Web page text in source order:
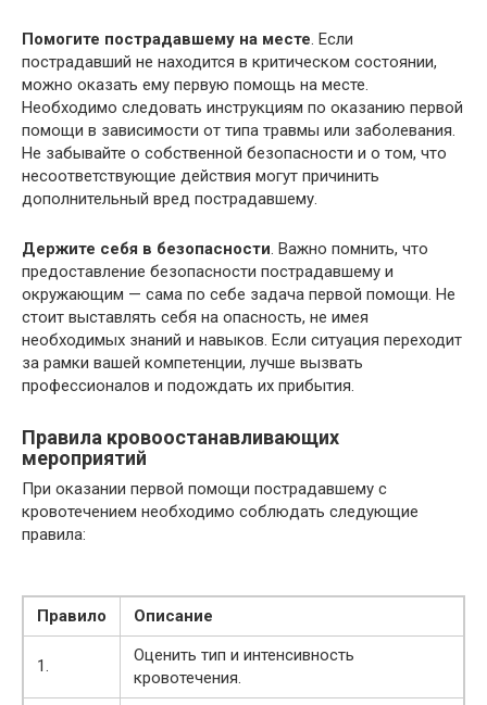
Помогите пострадавшему на месте. Если
пострадавший не находится в критическом состоянии,
можно оказать ему первую помощь на месте.
Необходимо следовать инструкциям по оказанию первой
помощи в зависимости от типа травмы или заболевания.
Не забывайте о собственной безопасности и о том, что
несоответствующие действия могут причинить
дополнительный вред пострадавшему.
Держите себя в безопасности. Важно помнить, что
предоставление безопасности пострадавшему и
окружающим — сама по себе задача первой помощи. Не
стоит выставлять себя на опасность, не имея
необходимых знаний и навыков. Если ситуация переходит
за рамки вашей компетенции, лучше вызвать
профессионалов и подождать их прибытия.
Правила кровоостанавливающих
мероприятий
При оказании первой помощи пострадавшему с
кровотечением необходимо соблюдать следующие
правила:
Правило Описание
1.
Оценить тип и интенсивность
кровотечения.